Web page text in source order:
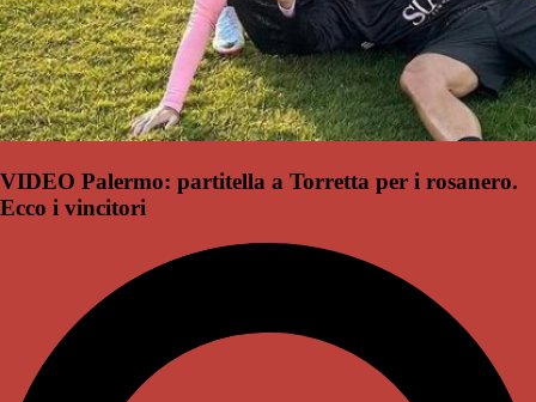
VIDEO Palermo: partitella a Torretta per i rosanero.
Ecco i vincitori